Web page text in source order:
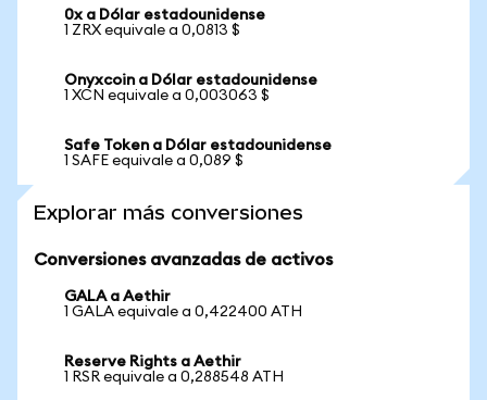
0x a Dólar estadounidense
1 ZRX equivale a 0,0813 $
Onyxcoin a Dólar estadounidense
1 XCN equivale a 0,003063 $
Safe Token a Dólar estadounidense
1 SAFE equivale a 0,089 $
Explorar más conversiones
Conversiones avanzadas de activos
GALA a Aethir
1 GALA equivale a 0,422400 ATH
Reserve Rights a Aethir
1 RSR equivale a 0,288548 ATH